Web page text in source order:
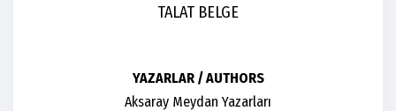
TALAT BELGE
YAZARLAR / AUTHORS
Aksaray Meydan Yazarları